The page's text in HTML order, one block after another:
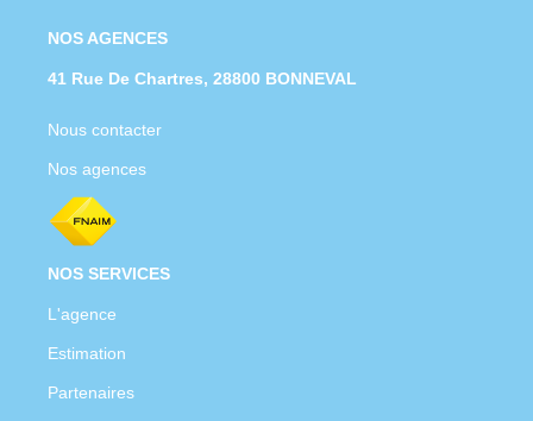
NOS AGENCES
41 Rue De Chartres, 28800 BONNEVAL
Nous contacter
Nos agences
NOS SERVICES
L'agence
Estimation
Partenaires